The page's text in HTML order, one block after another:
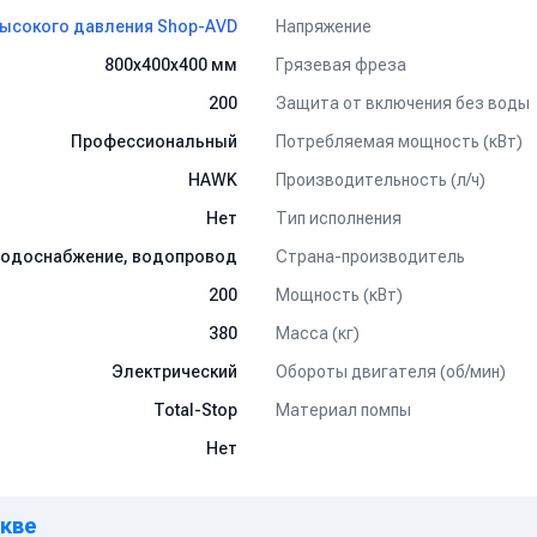
давления Shop-AVD Напряжение
800х400х400 мм Грязевая фреза
200 Защита от включения без воды
Профессиональный Потребляемая мощность (кВт)
HAWK Производительность (л/ч)
Нет Тип исполнения
водопровод Страна-производитель
200 Мощность (кВт)
380 Масса (кг)
Электрический Обороты двигателя (об/мин)
Total-Stop Материал помпы
Нет